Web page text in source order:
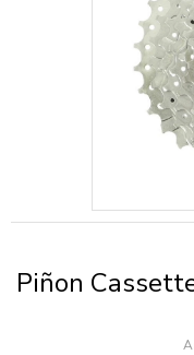
Piñon
Correo electrónico
Mensaje